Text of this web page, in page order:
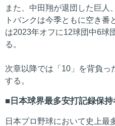
また、中田翔が退団した巨人
トバンクは今季ともに空き番
は2023年オフに12球団中6球
る。
次章以降では「10」を背負っ
する。
日本球界最多安打記録保
日本プロ野球において史上最